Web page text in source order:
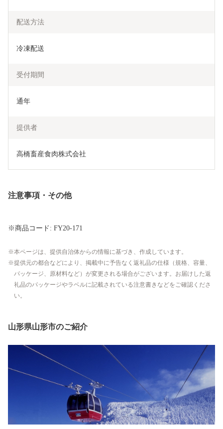
配送方法
冷凍配送
受付期間
通年
提供者
高橋畜産食肉株式会社
注意事項・その他
※商品コード: FY20-171
本ページは、提供自治体からの情報に基づき、作成しています。
提供元の都合などにより、掲載中に予告なく返礼品の仕様（規格、容量、
パッケージ、原材料など）が変更される場合がございます。お届けした返
礼品のパッケージやラベルに記載されている注意書きなどをご確認くださ
い。
山形県山形市のご紹介